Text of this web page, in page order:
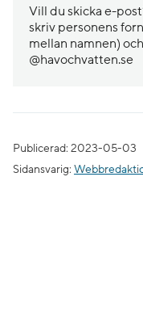
Vill du skicka e-
skriv personens
mellan namnen)
@havochvatten.se
Publicerad: 2023-05-03
Sidansvarig: